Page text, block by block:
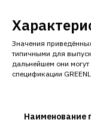
Значения
типичными для
дальнейшем они могут
спецификации
Наименование